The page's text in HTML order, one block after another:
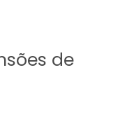
de